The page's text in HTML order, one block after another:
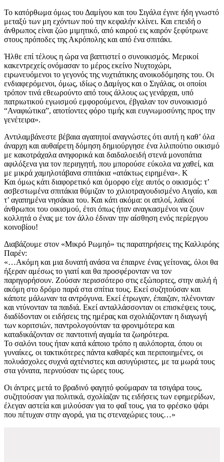
Το κατόρθωμα όμως του Δαμίγου και του Σιγάλα έγινε ήδη γνωστό
μεταξύ των μη εχόντων πού την κεφαλήν κλίνει. Και επειδή ο
άνθρωπος είναι ζώο μιμητικό, από καιρού εις καιρόν ξεφύτρωνε
στους πρόποδες της Ακρόπολης και από ένα σπιτάκι.
Ήλθε επί τέλους η ώρα να βαπτιστεί ο συνοικισμός. Μερικοί
κακεντρεχείς ονόμασαν το μέρος εκείνο Νυχτοχώρι,
ειρωνευόμενοι το γεγονός της νυχτιάτικης ανοικοδόμησης του. Οι
ενδιαφερόμενοι, όμως, ιδίως ο Δαμίγος και ο Σιγάλας, οι οποίοι
τρόπον τινά εθεωρούντο από τους άλλους ως γενάρχαι, υπό
πατριωτικού εγωισμού εμφορούμενοι, έβγαλαν τον συνοικισμό
“Αναφιώτικα”, αποτίοντες φόρο τιμής και ευγνωμοσύνης προς την
γενέτειρα».
Αντιλαμβάνεστε βέβαια αγαπητοί αναγνώστες ότι αυτή η καθ’ όλα
άναρχη και αυθαίρετη δόμηση δημιούργησε ένα λιλιπούτιο οικισμό
με κακοτράχαλα ανηφορικά και δαιδαλοειδή στενά μονοπάτια
αφιλόξενα για τον περιηγητή, που μπορούσε εύκολα να χαθεί, και
με μικρά χαμηλοτάβανα σπιτάκια «ατάκτως ειρημένα». Κ
Και όμως κάτι διαφορετικό και όμορφο είχε αυτός ο οικισμός: τ’
ασβεστωμένα σπιτάκια θύμιζαν το χιλιοτραγουδισμένο Αιγαίο, και
τ’ αγαπημένα νησάκια του. Και κάτι ακόμα: οι απλοί, λαϊκοί
άνθρωποι του οικισμού, έτσι όπως ήταν αναγκασμένοι να ζουν
κολλητά ο ένας με τον άλλο έδιναν την αίσθηση ενός περίεργου
κοινοβίου!
Διαβάζουμε στον «Μικρό Ρωμηό» τις παρατηρήσεις της Καλλιρόης
Παρέν:
«…Ακόμη και μια δυνατή ανάσα να έπαιρνε ένας γείτονας, όλοι θα
ήξεραν αμέσως το γιατί και θα προσφέρονταν να τον
παρηγορήσουν. Ζούσαν περισσότερο στις εξώπορτες, στην αυλή ή
ακόμη στο δρόμο παρά στα σπίτια τους. Εκεί συζητούσαν και
κάποτε μάλωναν τα αντρόγυνα. Εκεί έτρωγαν, έπαιζαν, πλένονταν
και ντύνονταν τα παιδιά. Εκεί ανταλλάσσονταν οι επισκέψεις τους,
διαδίδονταν οι ειδήσεις της ημέρας και σχολιάζονταν η διαγωγή
των κοριτσιών, παντρολογούνταν τα φρονιμότερα και
καταδικάζονταν σε παντοτινή αγαμία τα ζωηρότερα.
Το σαλόνι τους ήταν κατά κάποιο τρόπο η αυλόπορτα, όπου οι
γυναίκες, οι τακτικότερες πάντα καθαρές και περιποιημένες, οι
πολυάσχολες συχνά αχτένιστες και ασυγύριστες, με τα μωρά τους
στα γόνατα, περνούσαν τις ώρες τους.
Οι άντρες μετά το βραδινό φαγητό φούμαραν τα τσιγάρα τους,
συζητούσαν για πολιτικά, σχολίαζαν τις ειδήσεις των εφημερίδων,
έλεγαν αστεία και μιλούσαν για το φαΐ τους, για το φρέσκο ψάρι
που πέτυχαν στην αγορά, για τις στεναχώριες τους…»